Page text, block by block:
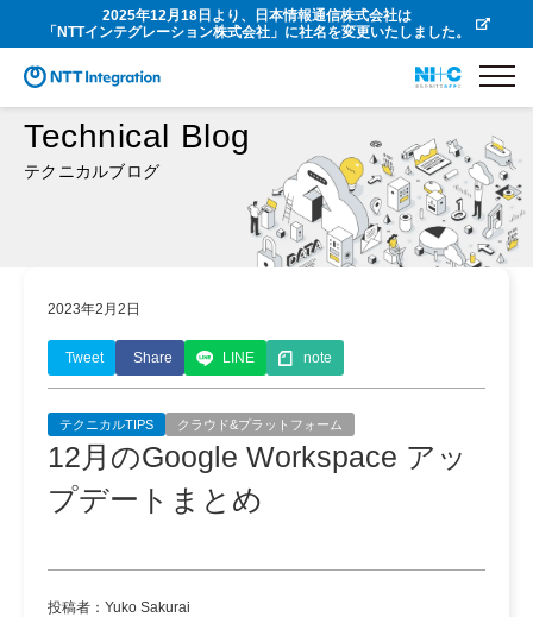
2025年12月18日より、日本情報通信株式会社は
「NTTインテグレーション株式会社」に社名を変更いたしました。
Technical Blog
テクニカルブログ
2023年2月2日
Tweet Share LINE note
テクニカルTIPS クラウド&プラットフォーム
12月のGoogle Workspace アッ
プデートまとめ
投稿者：Yuko Sakurai